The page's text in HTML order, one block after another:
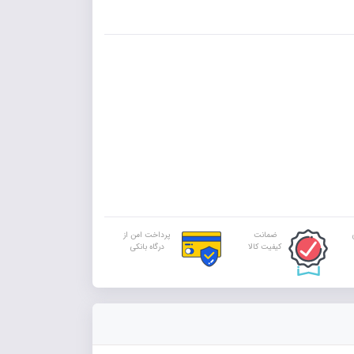
ضمانت
کیفیت کالا
پرداخت امن از
درگاه بانکی